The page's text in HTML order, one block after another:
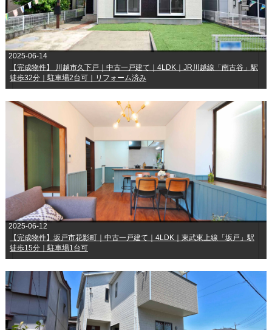
【完成物件】 川越市久下戸｜中古一戸建て｜4LDK｜JR川越線「南古谷」駅
徒歩32分｜駐車場2台可｜リフォーム済み
2025-06-14
【完成物件】坂戸市花影町｜中古一戸建て｜4LDK｜東武東上線「坂戸」駅
徒歩15分｜駐車場1台可
2025-06-12